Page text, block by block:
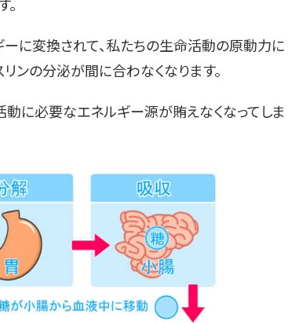
に変換されて、私たちの生命活動の原動力に
ンの分泌が間に合わなくなります。
動に必要なエネルギー源が賄えなくなってしま